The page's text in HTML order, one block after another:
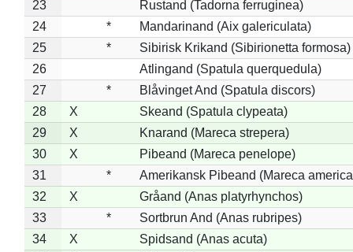
23
Rustand (Tadorna ferruginea)
24
*
Mandarinand (Aix galericulata)
25
*
Sibirisk Krikand (Sibirionetta formosa)
26
Atlingand (Spatula querquedula)
27
*
Blåvinget And (Spatula discors)
28
X
Skeand (Spatula clypeata)
29
X
Knarand (Mareca strepera)
30
X
Pibeand (Mareca penelope)
31
*
Amerikansk Pibeand (Mareca
32
X
Gråand (Anas platyrhynchos)
33
*
Sortbrun And (Anas rubripes)
34
X
Spidsand (Anas acuta)